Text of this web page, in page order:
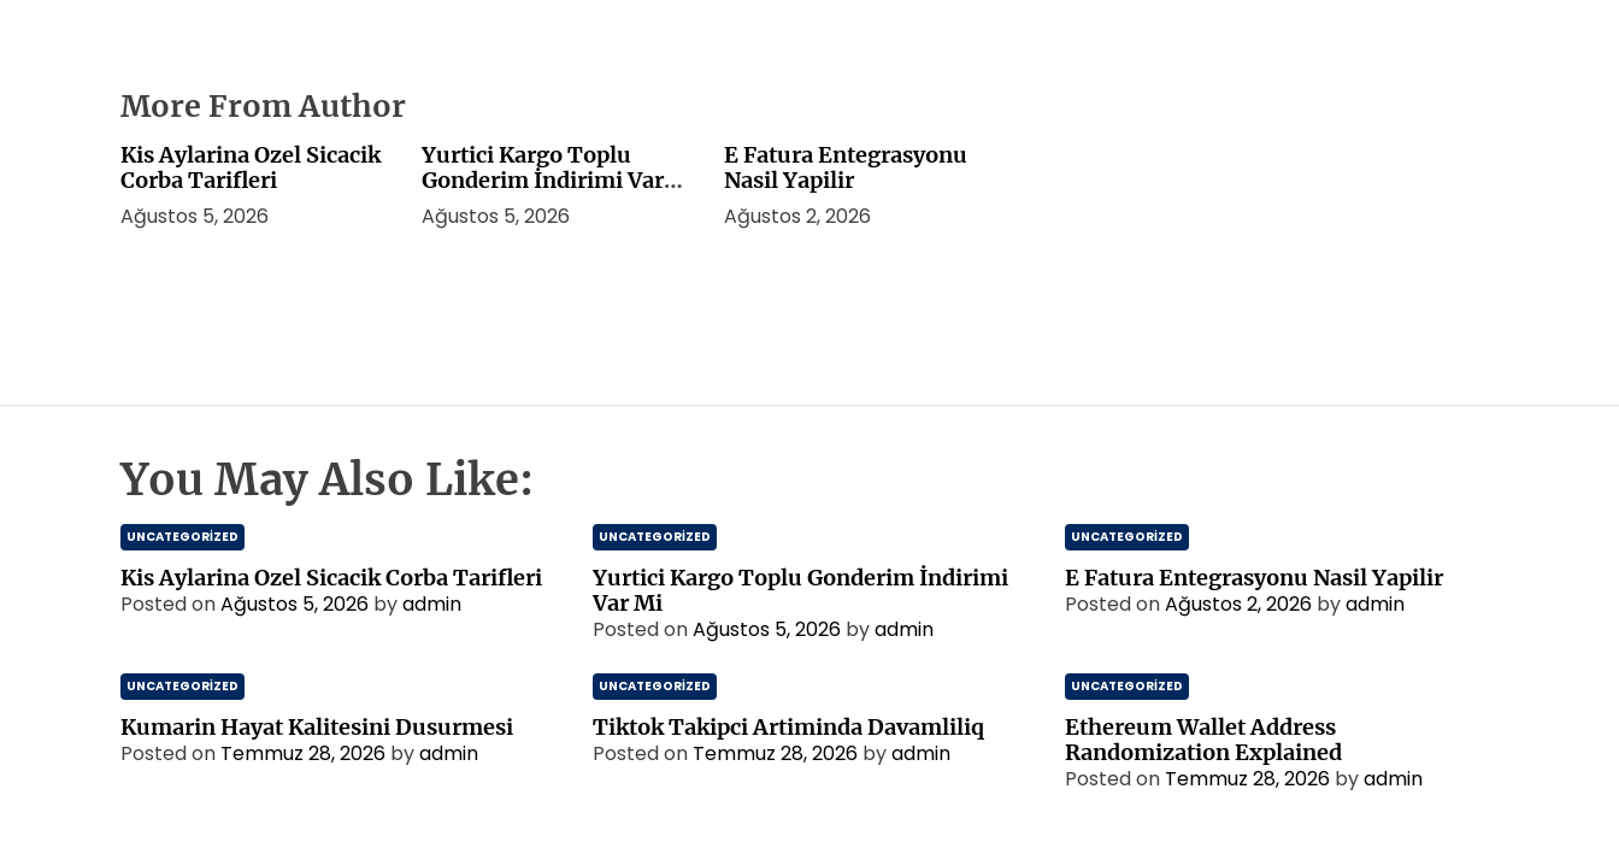
More From Author
Kis Aylarina Ozel Sicacik
Corba Tarifleri
Ağustos 5, 2026
Yurtici Kargo Toplu
Gonderim İndirimi Var
Mi
Ağustos 5, 2026
E Fatura Entegrasyonu
Nasil Yapilir
Ağustos 2, 2026
You May Also Like:
UNCATEGORIZED
Kis Aylarina Ozel Sicacik Corba Tarifleri
Posted onAğustos 5, 2026 byadmin
UNCATEGORIZED
Yurtici Kargo Toplu Gonderim İndirimi
Var Mi
Posted onAğustos 5, 2026 byadmin
UNCATEGORIZED
E Fatura Entegrasyonu Nasil Yapilir
Posted onAğustos 2, 2026 byadmin
UNCATEGORIZED
Kumarin Hayat Kalitesini Dusurmesi
Posted on Temmuz 28, 2026 byadmin
UNCATEGORIZED
Tiktok Takipci Artiminda Davamliliq
Posted on Temmuz 28, 2026 byadmin
UNCATEGORIZED
Ethereum Wallet Address
Randomization Explained
Posted on Temmuz 28, 2026 byadmin